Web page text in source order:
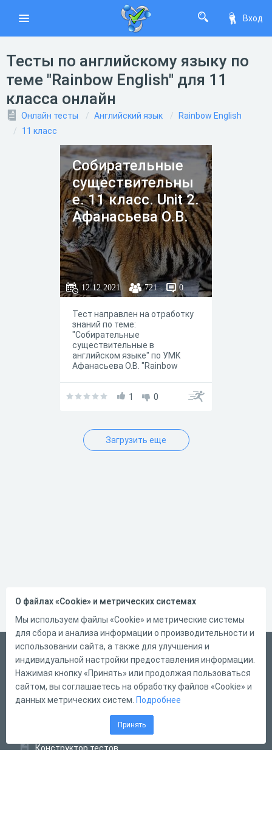
Вход
Тесты по английскому языку по
теме "Rainbow English" для 11
класса онлайн
Онлайн тесты Английский язык
Rainbow English
11 класс
Собирательные
существительны
е. 11 класс. Unit 2.
Афанасьева О.В.
12.12.2021 721 0
Тест направлен на отработку
знаний по теме:
"Собирательные
существительные в
английском языке" по УМК
Афанасьева О.В. "Rainbow
1 0
Загрузить еще
Русский
Справка
Форма обратной связи
Конструктор тестов
О файлах «Cookie» и метрических системах
Мы используем файлы «Cookie» и метрические системы
для сбора и анализа информации о производительности и
использовании сайта, а также для улучшения и
индивидуальной настройки предоставления информации.
Нажимая кнопку «Принять» или продолжая пользоваться
сайтом, вы соглашаетесь на обработку файлов «Cookie» и
данных метрических систем. Подробнее
Принять